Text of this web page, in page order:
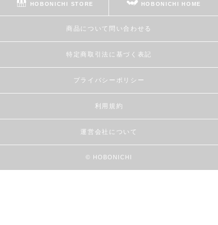
HOBONICHI STORE HOBONICHI HOME
商品について問い合わせる
特定商取引法に基づく表記
プライバシーポリシー
利用規約
運営会社について
© HOBONICHI